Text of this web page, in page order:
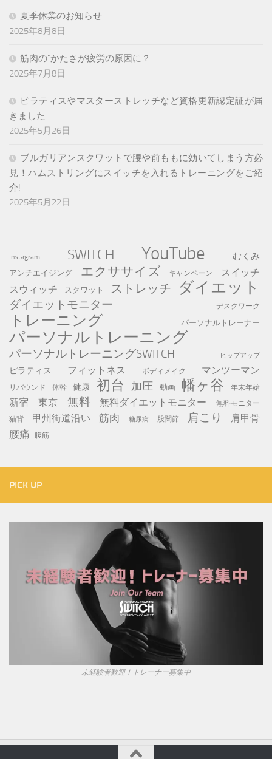
夏季休業のお知らせ
2025年8月8日
筋肉の”かたさが疲労の原因に？
2025年7月8日
ピラティスやマスターストレッチなど資格更新認定証が届
きました
2025年5月26日
ブルガリアンスクワットで腰や前ももに効いてしまう方必
見！ハムストリングにスイッチを入れるトレーニングをご紹
介!
2025年5月22日
Instagram SWITCH YouTube むくみ
アンチエイジング エクササイズ キャンペーン
スイッチ
スウィッチ
スクワット ストレッチ ダイエット
ダイエットモニター デスクワーク
トレーニング パーソナルトレーナー
パーソナルトレーニング
パーソナルトレーニングSWITCH ヒップアップ
ピラティス フィットネス ボディメイク マンツーマン
リバウンド 体幹 健康 初台 加圧 動画 幡ヶ谷 年末年始
新宿 東京 無料 無料ダイエットモニター
無料モニター
猫背
甲州街道沿い 筋肉 糖尿病 股関節 肩こり 肩甲骨
腰痛 腹筋
PICK UP
未経験者歓迎！トレーナー募集中